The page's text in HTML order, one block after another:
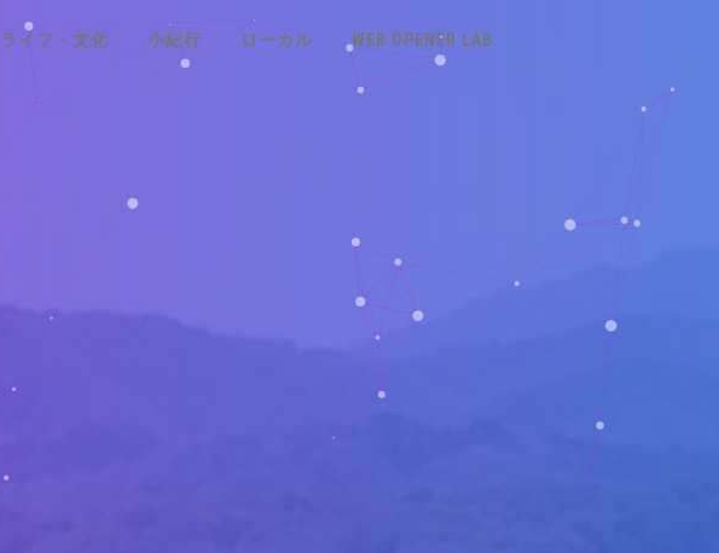
ライフ・文化 小紀行 ローカル WEB OPENER LAB.